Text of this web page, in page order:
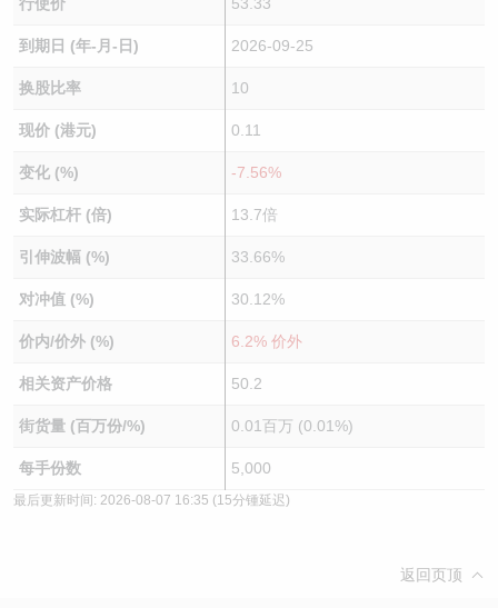
到期日 (年-月-日) 2026-09-25
换股比率 10
现价 (港元) 0.11
变化 (%) -7.56%
实际杠杆 (倍) 13.7倍
引伸波幅 (%) 33.66%
对冲值 (%) 30.12%
价内/价外 (%) 6.2% 价外
相关资产价格 50.2
街货量 (百万份/%) 0.01百万 (0.01%)
每手份数 5,000
最后更新时间: 2026-08-07 16:35 (15分锺延迟)
返回页顶